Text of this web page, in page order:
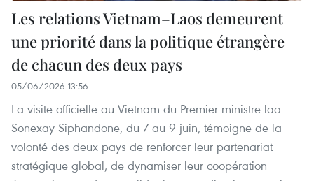
Les relations Vietnam–Laos demeurent
une priorité dans la politique étrangère
de chacun des deux pays
05/06/2026 13:56
La visite officielle au Vietnam du Premier ministre lao
Sonexay Siphandone, du 7 au 9 juin, témoigne de la
volonté des deux pays de renforcer leur partenariat
stratégique global, de dynamiser leur coopération